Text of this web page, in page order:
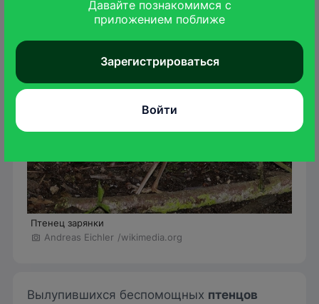
Птенец зарянки
Andreas Eichler /wikimedia.org
Вылупившихся беспомощных птенцов
Давайте познакомимся с
приложением поближе
Зарегистрироваться
Войти